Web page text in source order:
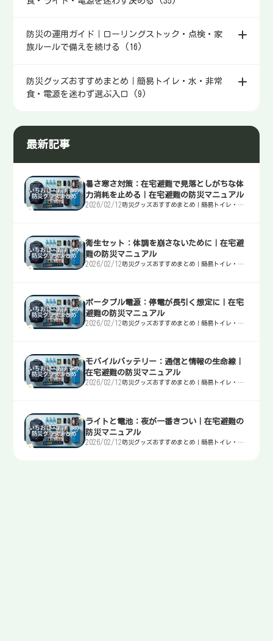
防災の運用ガイド｜ローリングストック・点検・家
族ルールで備えを続ける (16)
防災グッズおすすめまとめ｜簡易トイレ・水・非常
食・電源を迷わず選ぶ入口 (9)
最新記事
暑さ寒さ対策：在宅避難で見落としがちな体
力消耗を止める｜在宅避難の防災マニュアル
2026/02/12 防災グッズおすすめまとめ｜簡易トイレ・
衛生セット：体調を崩さないために｜在宅避
難の防災マニュアル
2026/02/12 防災グッズおすすめまとめ｜簡易トイレ・
ポータブル電源：停電が長引く想定に｜在宅
避難の防災マニュアル
2026/02/12 防災グッズおすすめまとめ｜簡易トイレ・
モバイルバッテリー：通信と情報の生命線｜
在宅避難の防災マニュアル
2026/02/12 防災グッズおすすめまとめ｜簡易トイレ・
ライトと電池：夜が一番きつい｜在宅避難の
防災マニュアル
2026/02/12 防災グッズおすすめまとめ｜簡易トイレ・